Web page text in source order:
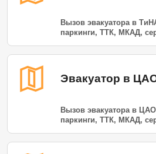
Вызов эвакуатора в
паркинги, ТТК, МКАД,
Эвакуатор в
Вызов эвакуатора в
паркинги, ТТК, МКАД,